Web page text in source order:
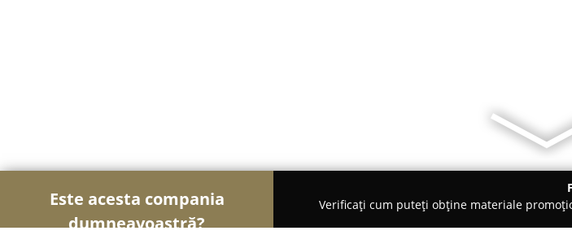
Este acesta compania
dumneavoastră?
Verificați cum puteți obține materiale